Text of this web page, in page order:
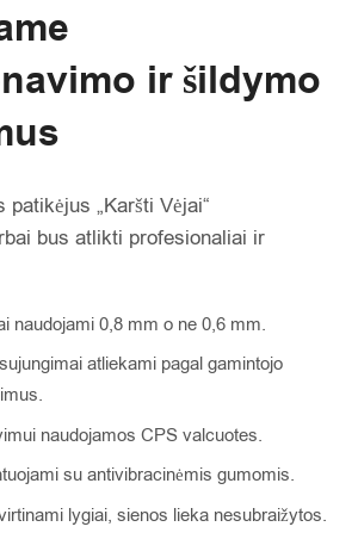
ir šildymo
„Karšti Vėjai“
bus atlikti profesionaliai ir
naudojami 0,8 mm o ne 0,6 mm.
atliekami pagal gamintojo
naudojamos CPS valcuotes.
su antivibracinėmis gumomis.
lygiai, sienos lieka nesubraižytos.